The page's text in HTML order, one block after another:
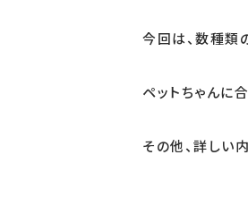
今回は、数種類
ペットちゃんに
その他、詳しい